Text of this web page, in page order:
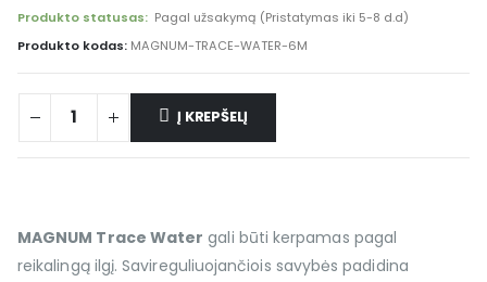
Produkto statusas: Pagal užsakymą (Pristatymas iki 5-8 d.d)
Produkto kodas: MAGNUM-TRACE-WATER-6M
Į KREPŠELĮ
MAGNUM Trace Water gali būti kerpamas pagal
reikalingą ilgį. Savireguliuojančiois savybės padidina